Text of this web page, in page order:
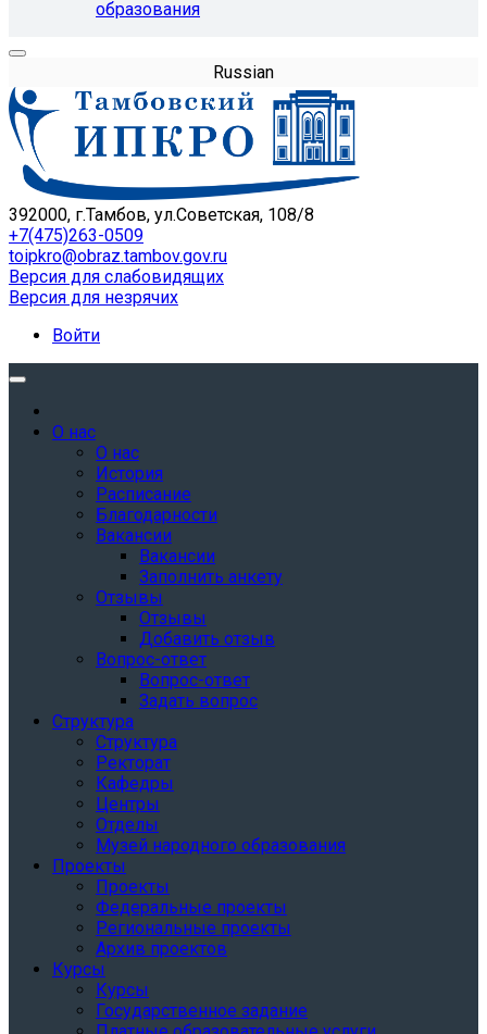
образования
Russian
392000, г.Тамбов, ул.Советская, 108/8
+7(475)263-0509
toipkro@obraz.tambov.gov.ru
Версия для слабовидящих
Версия для незрячих
Войти
О нас
О нас
История
Расписание
Благодарности
Вакансии
Вакансии
Заполнить анкету
Отзывы
Отзывы
Добавить отзыв
Вопрос-ответ
Вопрос-ответ
Задать вопрос
Структура
Структура
Ректорат
Кафедры
Центры
Отделы
Музей народного образования
Проекты
Проекты
Федеральные проекты
Региональные проекты
Архив проектов
Курсы
Курсы
Государственное задание